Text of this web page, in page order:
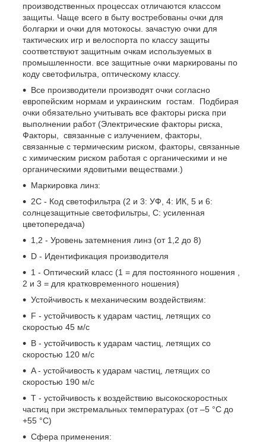
производственных процессах отличаются классом
защиты. Чаще всего в быту востребованы очки для
болгарки и очки для мотокосы. зачастую очки для
тактических игр и велоспорта по классу защиты
соответствуют защитным очкам используемых в
промышленности. все защитные очки маркированы по
коду светофильтра, оптическому классу.
Все производители производят очки согласно
европейским нормам и украинским гостам. Подбирая
очки обязательно учитывать все факторы риска при
выполнении работ (Электрические факторы риска,
Факторы, связанные с излучением, факторы,
связанные с термическим риском, факторы, связанные
с химическим риском работая с органическими и не
органическими ядовитыми веществами.)
Маркировка линз:
2С - Код светофильтра (2 и 3: УФ, 4: ИК, 5 и 6:
солнцезащитные светофильтры, С: усиленная
цветопередача)
1,2 - Уровень затемнения линз (от 1,2 до 8)
D - Идентификация производителя
1 - Оптический класс (1 = для постоянного ношения ,
2 и 3 = для кратковременного ношения)
Устойчивость к механическим воздействиям:
F - устойчивость к ударам частиц, летящих со
скоростью 45 м/с
B - устойчивость к ударам частиц, летящих со
скоростью 120 м/с
A - устойчивость к ударам частиц, летящих со
скоростью 190 м/с
T - устойчивость к воздействию высокоскоростных
частиц при экстремальных температурах (от –5 °C до
+55 °C)
Сфера применения: